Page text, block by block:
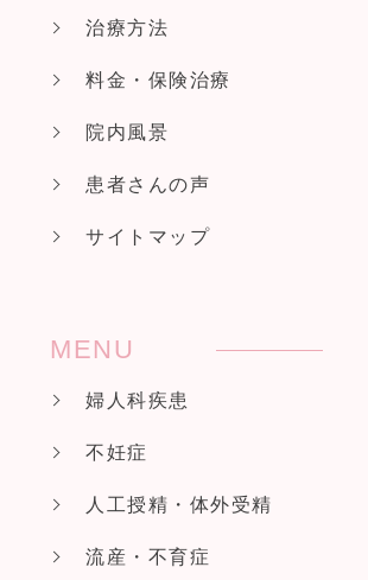
治療方法
料金・保険治療
院内風景
患者さんの声
サイトマップ
MENU
婦人科疾患
不妊症
人工授精・体外受精
流産・不育症